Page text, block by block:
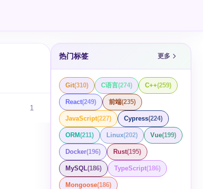
1
热门标签 更多
Git(310) C语言(274) C++(259)
React(249) 前端(235)
JavaScript(227) Cypress(224)
ORM(211) Linux(202) Vue(199)
Docker(196) Rust(195)
MySQL(186) TypeScript(186)
Mongoose(186)